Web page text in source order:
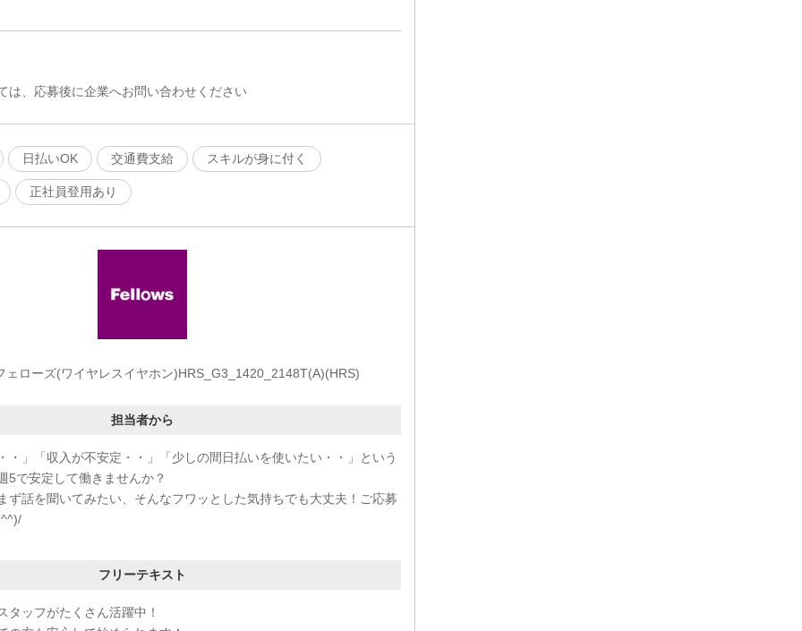
は、応募後に企業へお問い合わせください
日払いOK 交通費支給 スキルが身に付く
正社員登用あり
ェローズ(ワイヤレスイヤホン)HRS_G3_1420_2148T(A)(HRS)
担当者から
・」「収入が不安定・・」「少しの間日払いを使いたい・・」という
5で安定して働きませんか？
ず話を聞いてみたい、そんなフワッとした気持ちでも大丈夫！ご応募
フリーテキスト
ッフがたくさん活躍中！